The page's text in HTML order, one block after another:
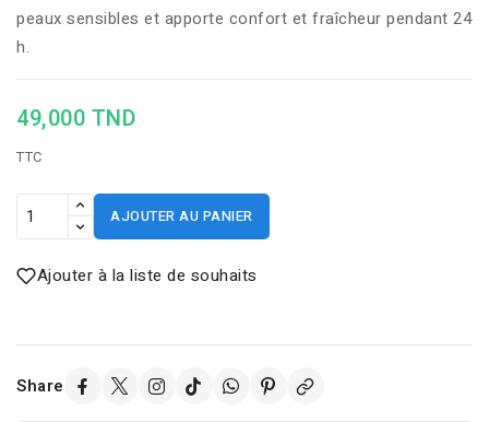
peaux sensibles et apporte confort et fraîcheur pendant 24
h.
49,000 TND
TTC
AJOUTER AU PANIER
Ajouter à la liste de souhaits
Share